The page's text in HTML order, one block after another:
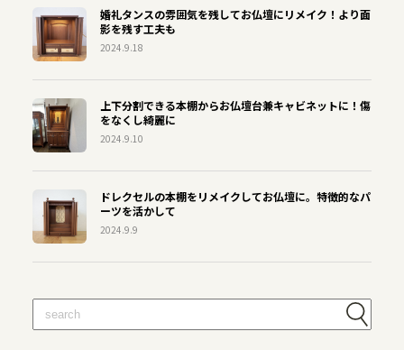
婚礼タンスの雰囲気を残してお仏壇にリメイク！より面
影を残す工夫も
2024.9.18
上下分割できる本棚からお仏壇台兼キャビネットに！傷
をなくし綺麗に
2024.9.10
ドレクセルの本棚をリメイクしてお仏壇に。特徴的なパ
ーツを活かして
2024.9.9